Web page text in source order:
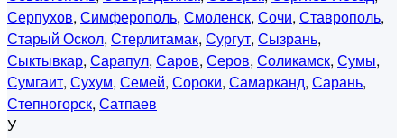
Серпухов, Симферополь, Смоленск, Сочи, Ставрополь,
Старый Оскол, Стерлитамак, Сургут, Сызрань,
Сыктывкар, Сарапул, Саров, Серов, Соликамск, Сумы,
Сумгаит, Сухум, Семей, Сороки, Самарканд, Сарань,
Степногорск, Сатпаев
У